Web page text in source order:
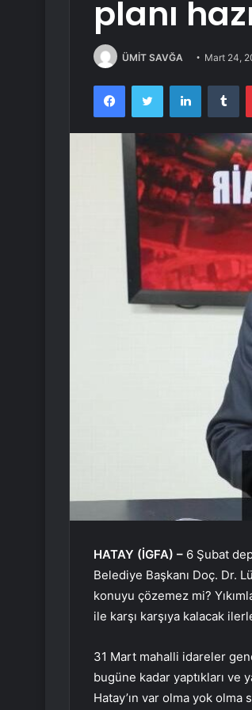
planı
ÜMİT SAVĞA Mart 24,
FacebookTwitter LinkedIn
HATAY (İGFA) – 6 Şubat
Belediye Başkanı Doç. Dr.
konuyu çözemez mi?
ile karşı karşıya kalacak
31 Mart mahalli idareler
bugüne kadar yaptıkları ve
Hatay’ın var olma yok olma